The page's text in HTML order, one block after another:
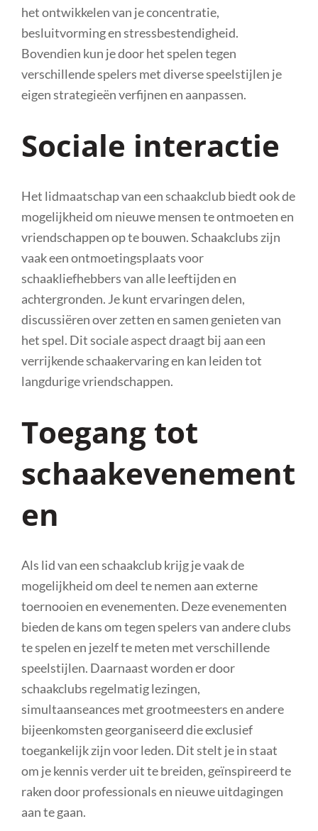
het ontwikkelen van je concentratie,
besluitvorming en stressbestendigheid.
Bovendien kun je door het spelen tegen
verschillende spelers met diverse speelstijlen je
eigen strategieën verfijnen en aanpassen.
Sociale interactie
Het lidmaatschap van een schaakclub biedt ook de
mogelijkheid om nieuwe mensen te ontmoeten en
vriendschappen op te bouwen. Schaakclubs zijn
vaak een ontmoetingsplaats voor
schaakliefhebbers van alle leeftijden en
achtergronden. Je kunt ervaringen delen,
discussiëren over zetten en samen genieten van
het spel. Dit sociale aspect draagt bij aan een
verrijkende schaakervaring en kan leiden tot
langdurige vriendschappen.
Toegang tot
schaakevenement
en
Als lid van een schaakclub krijg je vaak de
mogelijkheid om deel te nemen aan externe
toernooien en evenementen. Deze evenementen
bieden de kans om tegen spelers van andere clubs
te spelen en jezelf te meten met verschillende
speelstijlen. Daarnaast worden er door
schaakclubs regelmatig lezingen,
simultaanseances met grootmeesters en andere
bijeenkomsten georganiseerd die exclusief
toegankelijk zijn voor leden. Dit stelt je in staat
om je kennis verder uit te breiden, geïnspireerd te
raken door professionals en nieuwe uitdagingen
aan te gaan.